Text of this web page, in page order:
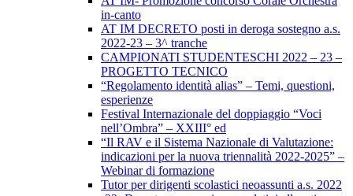
in-canto
AT IM DECRETO posti in deroga sostegno a.s.
2022-23 – 3^ tranche
CAMPIONATI STUDENTESCHI 2022 – 23 –
PROGETTO TECNICO
“Regolamento identità alias” – Temi, questioni,
esperienze
Festival Internazionale del doppiaggio “Voci
nell’Ombra” – XXIII° ed
“Il RAV e il Sistema Nazionale di Valutazione:
indicazioni per la nuova triennalità 2022-2025” –
Webinar di formazione
Tutor per dirigenti scolastici neoassunti a.s. 2022